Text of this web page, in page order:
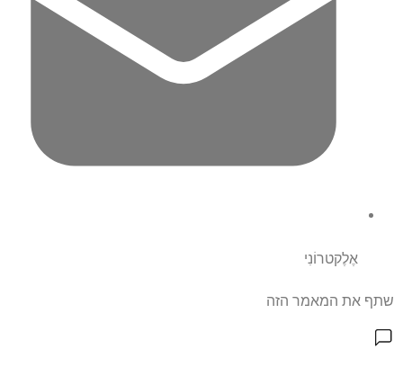
אֶלֶקטרוֹנִי
שתף את המאמר הזה